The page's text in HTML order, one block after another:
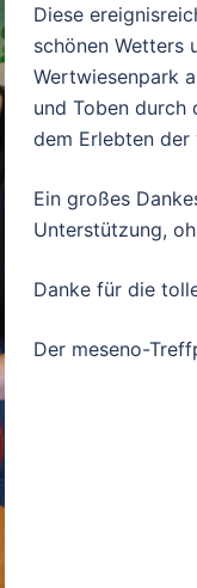
Diese
schönen Wetters
Wertwiesenpark
und Toben durch
dem Erlebten der
Ein großes
Unterstützung,
Danke für die
Der meseno-